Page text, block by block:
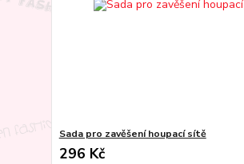
Sada pro zavěšení houpací sítě
296 Kč